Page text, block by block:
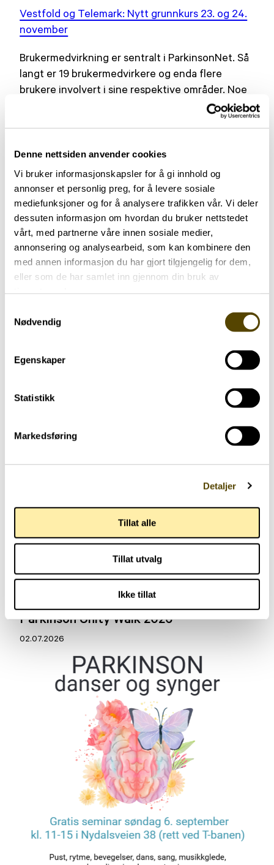
Denne nettsiden anvender cookies
Vi bruker informasjonskapsler for å gi innhold og
annonser et personlig preg, for å levere sosiale
mediefunksjoner og for å analysere trafikken vår. Vi deler
dessuten informasjon om hvordan du bruker nettstedet
vårt, med partnerne våre innen sosiale medier,
annonsering og analysearbeid, som kan kombinere den
med annen informasjon du har gjort tilgjengelig for dem,
eller som de har samlet inn gjennom din bruk av
Nødvendig
Egenskaper
Statistikk
Markedsføring
Detaljer
Tillat alle
Tillat utvalg
Ikke tillat
Vestfold og Telemark: Nytt grunnkurs 23. og 24.
november
Brukermedvirkning er sentralt i ParkinsonNet. Så
langt er 19 brukermedvirkere og enda flere
brukere involvert i sine respektive områder. Noe
som er viktig for å oppnå realistiske mål og gode
forutsetninger for undervisning og utvikling.
ParkinsonNet er et av hovedsatsingsområdene i
stort fokus på at ParkinsonNet skal være en
nasjonal samhandlingsmodell også de neste
årene.
Lignende aktueltsaker
Arendalsuka 2026
Aktuelt
Parkinson Unity Walk 2026
02.07.2026